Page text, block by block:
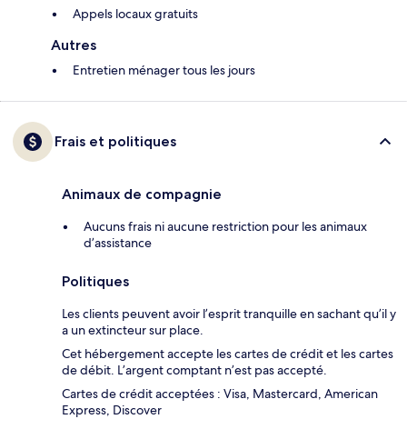
Appels locaux gratuits
Autres
Entretien ménager tous les jours
Frais et politiques
Animaux de compagnie
Aucuns frais ni aucune restriction pour les animaux
d’assistance
Politiques
Les clients peuvent avoir l’esprit tranquille en sachant qu’il y
a un extincteur sur place.
Cet hébergement accepte les cartes de crédit et les cartes
de débit. L’argent comptant n’est pas accepté.
Cartes de crédit acceptées : Visa, Mastercard, American
Express, Discover